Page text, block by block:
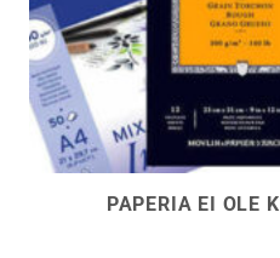
PAPERIA EI OLE